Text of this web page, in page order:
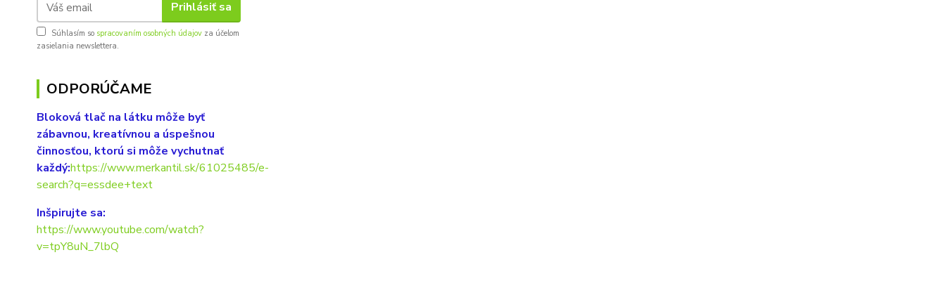
Prihlásiť sa
Súhlasím so spracovaním osobných údajov za účelom
zasielania newslettera.
ODPORÚČAME
Bloková tlač na látku môže byť
zábavnou, kreatívnou a úspešnou
činnosťou, ktorú si môže vychutnať
každý:https://www.merkantil.sk/61025485/e-
search?q=essdee+text
Inšpirujte sa:
https://www.youtube.com/watch?
v=tpY8uN_7lbQ